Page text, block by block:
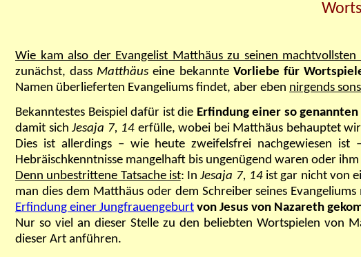
Wie kam also der Evangelist Matthäus zu seinen
zunächst, dass Matthäuseine bekannte Vorliebe für
Namen überlieferten Evangeliums findet, aber eben nirgends
Bekanntestes Beispiel dafür ist die Erfindung einer so genannten
damit sichJesaja 7, 14 erfülle, wobei bei Matthäus behauptet
Dies ist allerdings – wie heute zweifelsfrei nachgewiesen ist
Hebräischkenntnisse mangelhaft bis ungenügend waren oder
Denn unbestrittene Tatsache ist: InJesaja 7, 14ist gar nicht von
man dies dem Matthäus oder dem Schreiber seines
Erfindung einer Jungfrauengeburt von Jesus von Nazareth
Nur so viel an dieser Stelle zu den beliebten Wortspielen von
dieser Art anführen.